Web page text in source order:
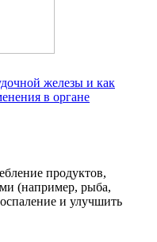
железы и как
в органе
продуктов,
(например, рыба,
и улучшить